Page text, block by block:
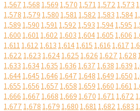
1,5671,5681,5691,5701,5711,5721,573
1,5781,5791,5801,5811,5821,5831,584
1,5891,5901,5911,5921,5931,5941,595
1,6001,6011,6021,6031,6041,6051,606
1,6111,6121,6131,6141,6151,6161,617
1,6221,6231,6241,6251,6261,6271,628
1,6331,6341,6351,6361,6371,6381,639
1,6441,6451,6461,6471,6481,6491,650
1,6551,6561,6571,6581,6591,6601,661
1,6661,6671,6681,6691,6701,6711,672
1,6771,6781,6791,6801,6811,6821,683